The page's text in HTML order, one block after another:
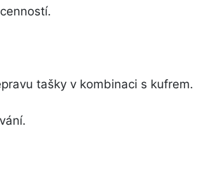
tašky v kombinaci s kufrem.